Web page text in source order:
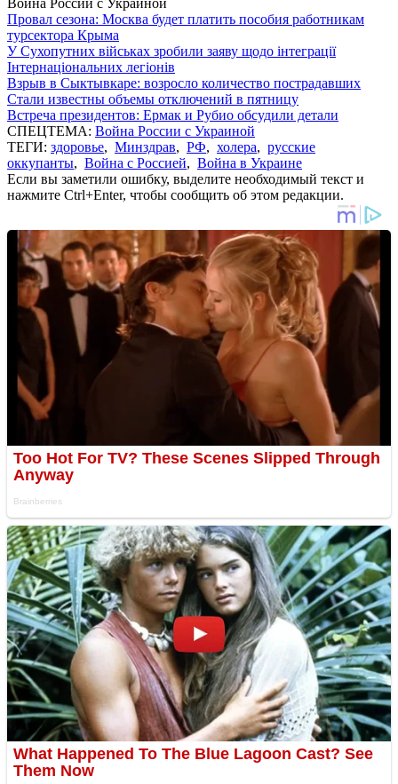
Провал сезона: Москва будет платить пособия работникам
турсектора Крыма
У Сухопутних військах зробили заяву щодо інтеграції
Інтернаціональних легіонів
Взрыв в Сыктывкаре: возросло количество пострадавших
Стали известны объемы отключений в пятницу
Встреча президентов: Ермак и Рубио обсудили детали
СПЕЦТЕМА: Война России с Украиной
ТЕГИ: здоровье, Минздрав, РФ, холера, русские
оккупанты, Война с Россией, Война в Украине
Если вы заметили ошибку, выделите необходимый текст и
нажмите Ctrl+Enter, чтобы сообщить об этом редакции.